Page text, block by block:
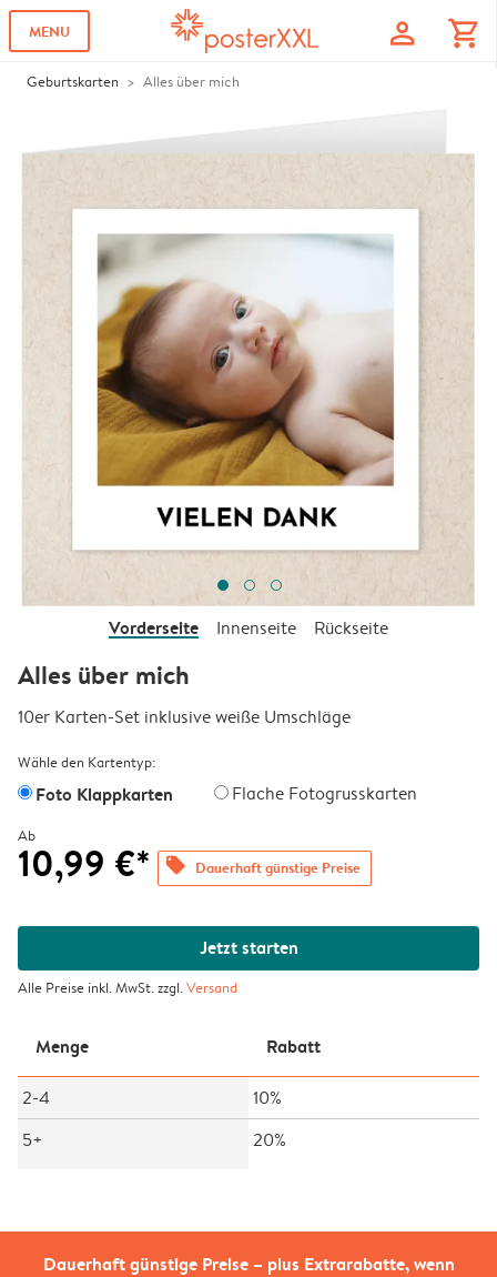
MENU profile shopping_cart
Geburtskarten Alles über mich
Dauerhaft günstige Preise – plus Extrarabatte, wenn
Vorderseite Innenseite Rückseite
Alles über mich
10er Karten-Set inklusive weiße Umschläge
Wähle den Kartentyp:
Foto Klappkarten Flache Fotogrusskarten
Ab
10,99 €* offers Dauerhaft günstige Preise
Jetzt starten
Alle Preise inkl. MwSt. zzgl.Versand
Menge Rabatt
2-4
10%
5+
20%